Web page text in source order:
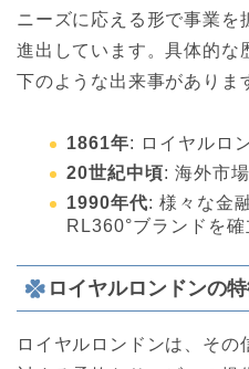
ニーズに応える形で事業を
進出しています。具体的な
下のような出来事がありま
1861年: ロイヤルロ
20世紀中頃: 海外市
1990年代: 様々な金
RL360°ブランドを確
ロイヤルロンドンの
ロイヤルロンドンは、その